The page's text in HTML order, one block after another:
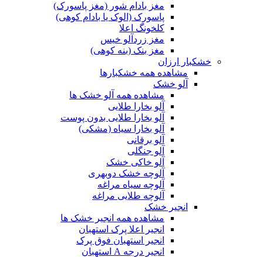
مغز بادام شور (مغز پاسورک)
پاسورک (الوک یا بادام کوهی)
کلخونگ اعلا
مغز زردآلو خیس
مغز بنک (بنه کوهی)
خشکبار ارزان
مشاهده همه خشکبارها
آلو خشک
مشاهده همه آلو خشک ها
آلو بخارا طلایی
آلو بخارا طلایی بدون پوست
آلو بخارا سیاه (مشکی)
آلو برقانی
آلو جنگلی
آلو خاکی خشک
آلوچه خشک دوبهری
آلوچه سیاه مراغه
آلوچه طلایی مراغه
انجیر خشک
مشاهده همه انجیر خشک ها
انجیر اعلا پرک استهبان
انجیر استهبان فوق پرک
انجیر درجه A استهبان